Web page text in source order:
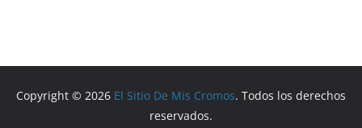
Copyright © 2026 El Sitio De Mis Cromos. Todos los derechos
reservados.